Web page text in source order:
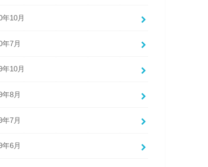
年10月
年7月
年10月
年8月
年7月
年6月